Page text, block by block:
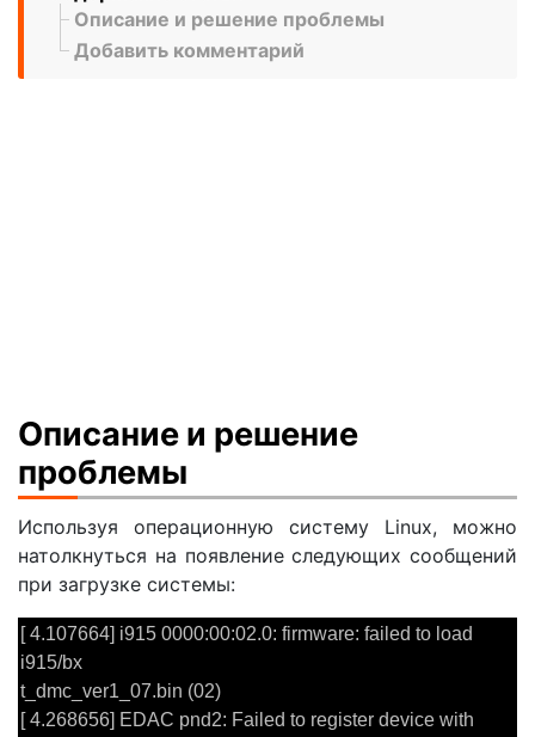
Описание и решение проблемы
Добавить комментарий
Описание и решение
проблемы
Используя операционную систему Linux, можно
натолкнуться на появление следующих сообщений
при загрузке системы:
[ 4.107664] i915 0000:00:02.0: firmware: failed to load
i915/bx
t_dmc_ver1_07.bin (02)
[ 4.268656] EDAC pnd2: Failed to register device with